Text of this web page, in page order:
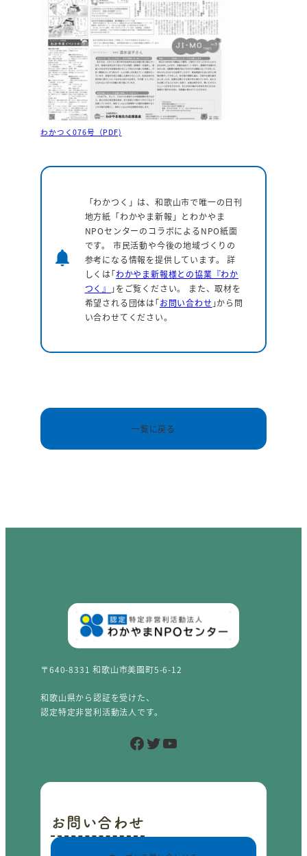
わかつく076号（PDF)
notifications
「わかつく」は、和歌山市で唯一の日刊
地方紙「わかやま新報」とわかやま
NPOセンターのコラボによるNPO紙面
です。 市民活動や今後の地域づくりの
参考になる情報を提供しています。詳
しくは｢わかやま新報様との協業『わか
つく』
｣をご覧ください。 また、取材を
希望される団体は｢お問い合わせ ｣から問
い合わせてください。
一覧に戻る
〒640-8331 和歌山市美園町5-6-12
和歌山県から認証を受けた、
認定特定非営利活動法人です。
Facebook Twitter YouTube
お問い合わせ